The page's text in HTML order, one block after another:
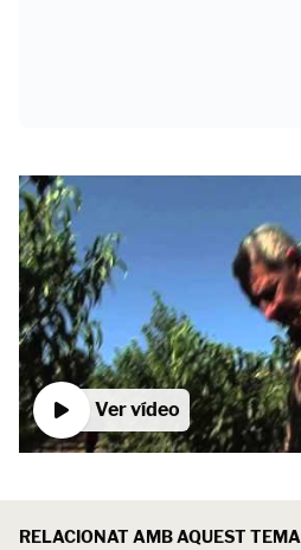
Ver vídeo
RELACIONAT AMB AQUEST TEMA